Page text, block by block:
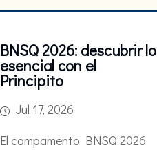
BNSQ 2026: descubrir lo
esencial con el
Principito
Jul 17, 2026
El campamento BNSQ 2026